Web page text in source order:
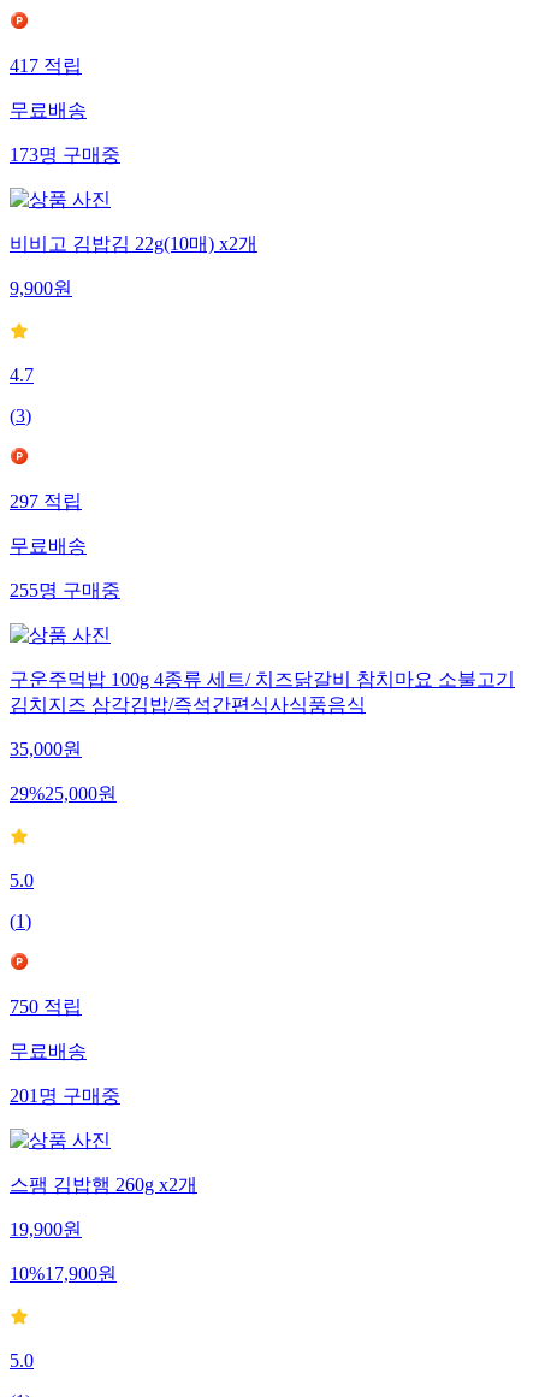
417적립
무료배송
173명구매중
비비고 김밥김 22g(10매) x2개
9,900원
4.7
(3)
297적립
무료배송
255명구매중
구운주먹밥 100g 4종류 세트/ 치즈닭갈비 참치마요 소불고기
김치지즈 삼각김밥/즉석간편식사식품음식
35,000원
29%25,000원
5.0
(1)
750적립
무료배송
201명구매중
스팸 김밥햄 260g x2개
19,900원
10%17,900원
5.0